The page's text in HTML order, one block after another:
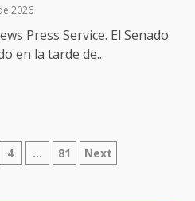
2026
Press Service. El Senado
en la tarde de...
4 … 81 Next